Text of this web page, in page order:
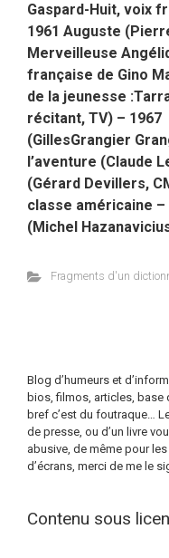
Gaspard-Huit, voix
1961 Auguste
Merveilleuse
française de Gino
de la jeunesse
récitant, TV) – 1967
(GillesGrangier
l’aventure (Claude
(Gérard Devillers,
classe américaine
(Michel
Fragments d'un
Blog d’humeurs et
bios, filmos, articles, base
bref c’est du foutraque…
de presse, ou d’un livre
abusive, de même pour
d’écrans, merci de me le
Contenu sous